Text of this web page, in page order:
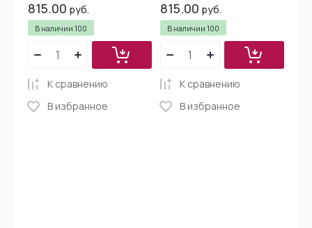
В наличии 100
815.00 руб.
К сравнению
В избранное
В наличии 100
815.00 руб.
К сравнению
В избранное